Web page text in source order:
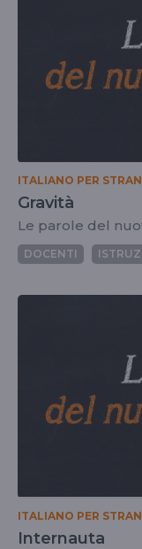
ITALIANO PER
Gravità
Le parole del
DOCENTI
ITALIANO PER
Internauta